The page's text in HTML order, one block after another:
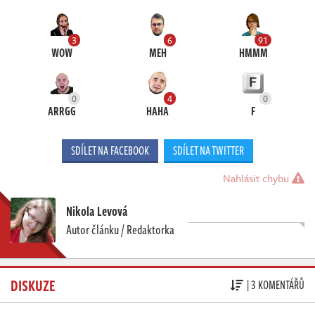
3
WOW
6
MEH
91
HMMM
0
ARRGG
4
HAHA
0
F
SDÍLET NA FACEBOOK SDÍLET NA TWITTER
Nahlásit chybu
Nikola Levová
Autor článku / Redaktorka
DISKUZE | 3 KOMENTÁŘŮ